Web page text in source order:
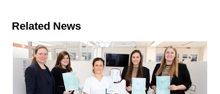
Related News